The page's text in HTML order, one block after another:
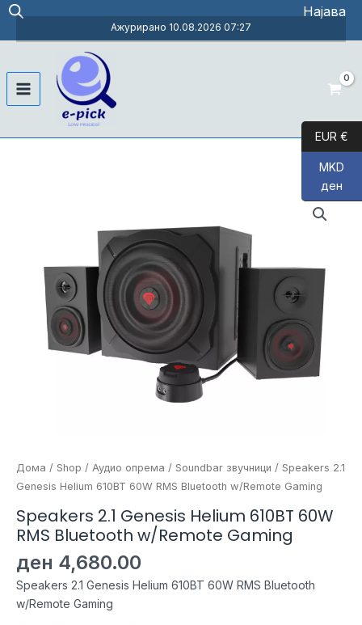
Skip
content
Најава
Ажурирано 10.08.2026 07:27
Main
Дома / Shop / Аудио опрема / Soundbar звучници / Speakers 2.1
Genesis Helium 610BT 60W RMS Bluetooth w/Remote Gaming
Speakers 2.1 Genesis Helium 610BT 60W
RMS Bluetooth w/Remote Gaming
ден 4,680.00
Speakers 2.1 Genesis Helium 610BT 60W RMS Bluetooth
w/Remote Gaming
EUR €
MKD
ден